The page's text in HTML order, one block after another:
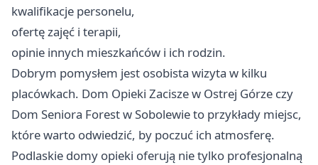
kwalifikacje personelu,
ofertę zajęć i terapii,
opinie innych mieszkańców i ich rodzin.
Dobrym pomysłem jest osobista wizyta w kilku
placówkach. Dom Opieki Zacisze w Ostrej Górze czy
Dom Seniora Forest w Sobolewie to przykłady miejsc,
które warto odwiedzić, by poczuć ich atmosferę.
Podlaskie domy opieki oferują nie tylko profesjonalną